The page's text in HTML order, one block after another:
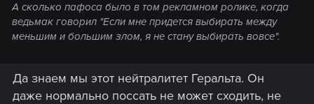
А сколько пафоса было в том рекламном ролике, когда
ведьмак говорил "Если мне придется выбирать между
меньшим и большим злом, я не стану выбирать вовсе".
Да знаем мы этот нейтралитет Геральта. Он
даже нормально поссать не может сходить, не